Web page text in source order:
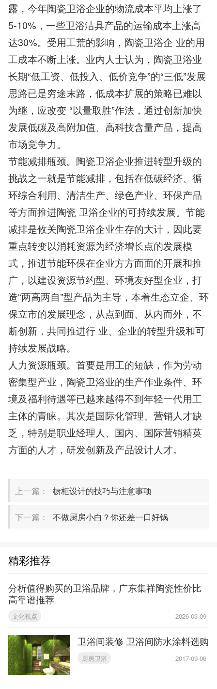
露，今年陶瓷卫浴企业的物流成本平均上涨了
5-10%，一些卫浴洁具产品的运输成本上涨高
达30%。受用工荒的影响，陶瓷卫浴企 业的用
工成本不断上涨。业内人士认为，陶瓷卫浴业
长期“低工资、低投入、低价竞争”的“三低”发展
思路已是穷途末路，低成本扩展的策略已难以
为继，应改变 “以量取胜”作法，通过创新加快
发展低碳及高附加值、高科技含量产品，提高
市场竞争力。
节能减排瓶颈。陶瓷卫浴企业推进转型升级的
挑战之一就是节能减排，包括在低碳经济、循
环综合利用、清洁生产、绿色产业、环保产品
等方面推进陶瓷 卫浴企业的可持续发展。节能
减排是攸关陶瓷卫浴企业生存的大计，因此要
重点转变以消耗资源为经济增长点的发展模
式，推进节能环保在企业方方面面的开展和推
广，以建设资源节约型、环境友好型企业，打
造“两高两自”型产品为主导，本着生态立企、环
保立市的发展理念，从点到面、从内而外，不
断创新，共同推进行 业、企业的转型升级和可
持续发展战略。
人力资源瓶颈。首要是用工的短缺，作为劳动
密集型产业，陶瓷卫浴业的生产作业条件、环
境及福利待遇等已越来越得不到年轻一代用工
主体的青睐。其次是国际化管理、营销人才缺
乏，特别是职业经理人、国内、国际营销精英
方面的人才，研发创新及产品设计人才。
上一篇： 橱柜设计的技巧与注意事项
下一篇： 不做厨房小白？你还差一口好锅
精彩推荐
分析值得购买的卫浴品牌，广东集祥陶瓷性价比
高靠谱推荐
文化视点 2026-03-09
卫浴间装修 卫浴间防水涂料选购
厨房卫浴 2017-09-06